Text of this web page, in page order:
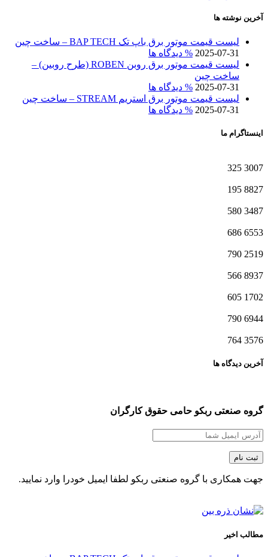
آخرین نوشته ها
لیست قیمت موتور برق باپ تک BAP TECH – ساخت چین
2025-07-31 % دیدگاه ها
لیست قیمت موتور برق روبن ROBEN (طرح روبین) –
ساخت چین
2025-07-31 % دیدگاه ها
لیست قیمت موتور برق استریم STREAM – ساخت چین
2025-07-31 % دیدگاه ها
اینستاگرام ما
3007
325
8827
195
3487
580
6553
686
2519
790
8937
566
1702
605
6944
790
3576
764
آخرین دیدگاه ها
گروه صنعتی ربکو حامی حقوق کارگران
جهت همکاری با گروه صنعتی ربکو لطفا ایمیل خودرا وارد نمایید.
مطالب اخیر